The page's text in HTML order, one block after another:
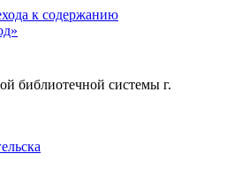
к содержанию
библиотечной системы г.